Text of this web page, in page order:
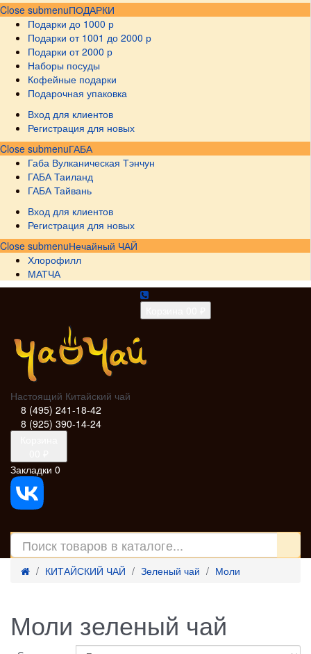
Close submenuПОДАРКИ
Подарки до 1000 р
Подарки от 1001 до 2000 р
Подарки от 2000 р
Наборы посуды
Кофейные подарки
Подарочная упаковка
Вход для клиентов
Регистрация для новых
Close submenuГАБА
Габа Вулканическая Тэнчун
ГАБА Таиланд
ГАБА Тайвань
Вход для клиентов
Регистрация для новых
Close submenuНечайный ЧАЙ
Хлорофилл
МАТЧА
Настоящий Китайский чай
8 (495) 241-18-42
8 (925) 390-14-24
Закладки 0
КИТАЙСКИЙ ЧАЙ Зеленый чай Моли
Моли зеленый чай